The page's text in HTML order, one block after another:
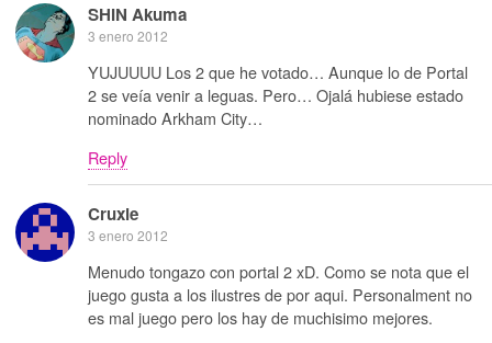
SHIN Akuma
3 enero 2012
YUJUUUU Los 2 que he votado… Aunque lo de Portal
2 se veía venir a leguas. Pero… Ojalá hubiese estado
nominado Arkham City…
Reply
Cruxie
3 enero 2012
Menudo tongazo con portal 2 xD. Como se nota que el
juego gusta a los ilustres de por aqui. Personalment no
es mal juego pero los hay de muchisimo mejores.